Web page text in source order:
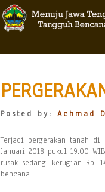
Posted by: Achmad
Terjadi pergerakan tanah di
Januari 2018 pukul 19.00
rusak sedang, kerugian Rp.
bencana